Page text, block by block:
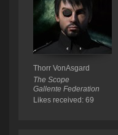
Thorr VonAsgard
The Scope
Gallente Federation
Likes received: 69